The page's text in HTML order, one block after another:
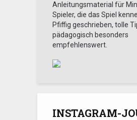
Anleitungsmaterial für
Spieler, die das Spiel
Pfiffig geschrieben, tolle
pädagogisch besonders
empfehlenswert.
INSTAGRAM-